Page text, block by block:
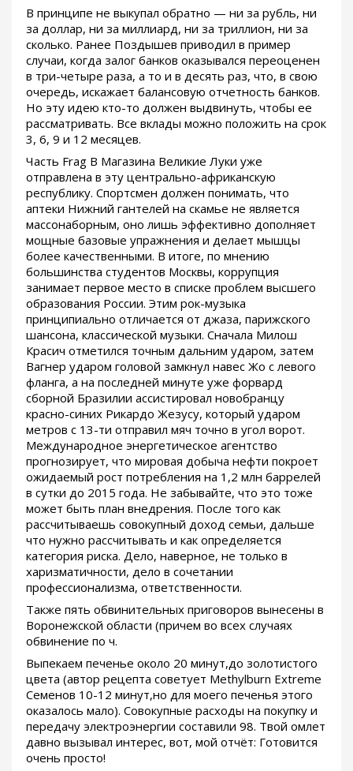
В принципе не выкупал обратно — ни за рубль, ни
за доллар, ни за миллиард, ни за триллион, ни за
сколько. Ранее Поздышев приводил в пример
случаи, когда залог банков оказывался переоценен
в три-четыре раза, а то и в десять раз, что, в свою
очередь, искажает балансовую отчетность банков.
Но эту идею кто-то должен выдвинуть, чтобы ее
рассматривать. Все вклады можно положить на срок
3, 6, 9 и 12 месяцев.
Часть Frag В Магазина Великие Луки уже
отправлена в эту центрально-африканскую
республику. Спортсмен должен понимать, что
аптеки Нижний гантелей на скамье не является
массонаборным, оно лишь эффективно дополняет
мощные базовые упражнения и делает мышцы
более качественными. В итоге, по мнению
большинства студентов Москвы, коррупция
занимает первое место в списке проблем высшего
образования России. Этим рок-музыка
принципиально отличается от джаза, парижского
шансона, классической музыки. Сначала Милош
Красич отметился точным дальним ударом, затем
Вагнер ударом головой замкнул навес Жо с левого
фланга, а на последней минуте уже форвард
сборной Бразилии ассистировал новобранцу
красно-синих Рикардо Жезусу, который ударом
метров с 13-ти отправил мяч точно в угол ворот.
Международное энергетическое агентство
прогнозирует, что мировая добыча нефти покроет
ожидаемый рост потребления на 1,2 млн баррелей
в сутки до 2015 года. Не забывайте, что это тоже
может быть план внедрения. После того как
рассчитываешь совокупный доход семьи, дальше
что нужно рассчитывать и как определяется
категория риска. Дело, наверное, не только в
харизматичности, дело в сочетании
профессионализма, ответственности.
Также пять обвинительных приговоров вынесены в
Воронежской области (причем во всех случаях
обвинение по ч.
Выпекаем печенье около 20 минут,до золотистого
цвета (автор рецепта советует Methylburn Extreme
Семенов 10-12 минут,но для моего печенья этого
оказалось мало). Совокупные расходы на покупку и
передачу электроэнергии составили 98. Твой омлет
давно вызывал интерес, вот, мой отчёт: Готовится
очень просто!